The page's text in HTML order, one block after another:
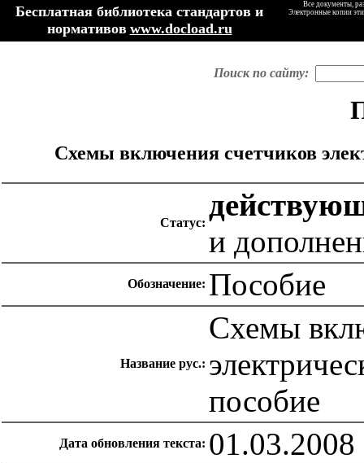
Бесплатная библиотека стандартов и
нормативов www.docload.ru
Все документы,
Электронные копии
Поиск по сайту:
Схемы включения счетчиков
Статус:
и
Обозначение: Пособие
Название рус.:
Схемы
пособие
Дата обновления текста: 01.03.2008